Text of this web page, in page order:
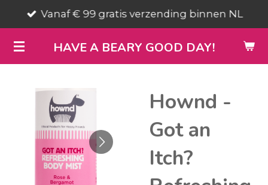
direct
naar
de
HAVE A BEARY GOOD DAY!
Vanaf € 99 gratis verzending binnen NL
Hownd -
Got an
Itch?